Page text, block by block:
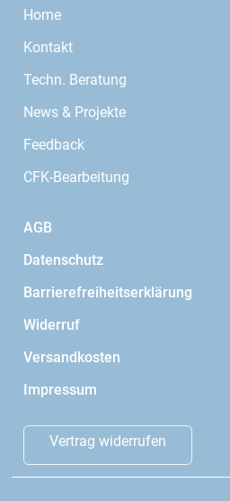
Home
Kontakt
Techn. Beratung
News & Projekte
Feedback
CFK-Bearbeitung
AGB
Datenschutz
Barrierefreiheitserklärung
Widerruf
Versandkosten
Impressum
Vertrag widerrufen